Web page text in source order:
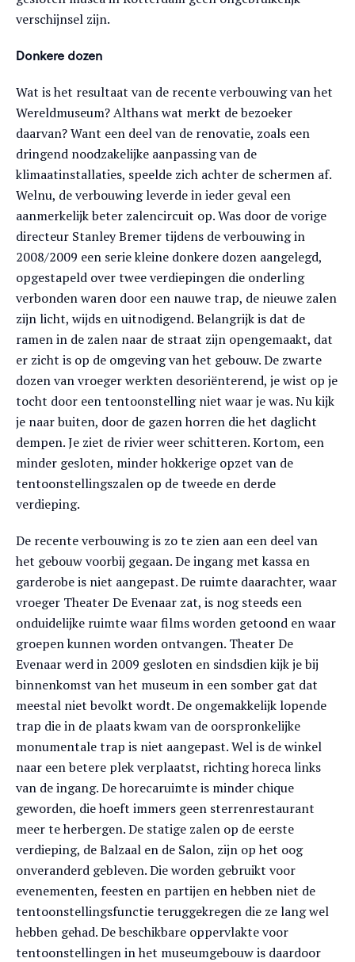
verschijnsel zijn.
Donkere dozen
Wat is het resultaat van de recente verbouwing van het
Wereldmuseum? Althans wat merkt de bezoeker
daarvan? Want een deel van de renovatie, zoals een
dringend noodzakelijke aanpassing van de
klimaatinstallaties, speelde zich achter de schermen af.
Welnu, de verbouwing leverde in ieder geval een
aanmerkelijk beter zalencircuit op. Was door de vorige
directeur Stanley Bremer tijdens de verbouwing in
2008/2009 een serie kleine donkere dozen aangelegd,
opgestapeld over twee verdiepingen die onderling
verbonden waren door een nauwe trap, de nieuwe zalen
zijn licht, wijds en uitnodigend. Belangrijk is dat de
ramen in de zalen naar de straat zijn opengemaakt, dat
er zicht is op de omgeving van het gebouw. De zwarte
dozen van vroeger werkten desoriënterend, je wist op je
tocht door een tentoonstelling niet waar je was. Nu kijk
je naar buiten, door de gazen horren die het daglicht
dempen. Je ziet de rivier weer schitteren. Kortom, een
minder gesloten, minder hokkerige opzet van de
tentoonstellingszalen op de tweede en derde
verdieping.
De recente verbouwing is zo te zien aan een deel van
het gebouw voorbij gegaan. De ingang met kassa en
garderobe is niet aangepast. De ruimte daarachter, waar
vroeger Theater De Evenaar zat, is nog steeds een
onduidelijke ruimte waar films worden getoond en waar
groepen kunnen worden ontvangen. Theater De
Evenaar werd in 2009 gesloten en sindsdien kijk je bij
binnenkomst van het museum in een somber gat dat
meestal niet bevolkt wordt. De ongemakkelijk lopende
trap die in de plaats kwam van de oorspronkelijke
monumentale trap is niet aangepast. Wel is de winkel
naar een betere plek verplaatst, richting horeca links
van de ingang. De horecaruimte is minder chique
geworden, die hoeft immers geen sterrenrestaurant
meer te herbergen. De statige zalen op de eerste
verdieping, de Balzaal en de Salon, zijn op het oog
onveranderd gebleven. Die worden gebruikt voor
evenementen, feesten en partijen en hebben niet de
tentoonstellingsfunctie teruggekregen die ze lang wel
hebben gehad. De beschikbare oppervlakte voor
tentoonstellingen in het museumgebouw is daardoor